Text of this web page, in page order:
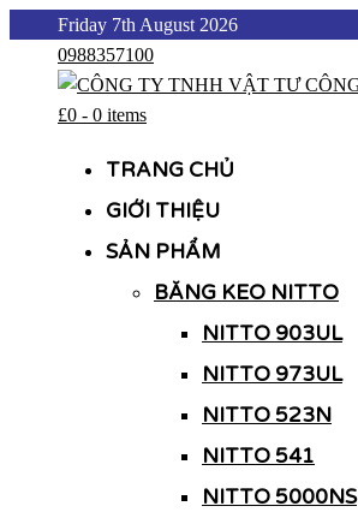
content
Friday 7th August 2026
0988357100
£0 - 0 items
TRANG CHỦ
GIỚI THIỆU
SẢN PHẨM
BĂNG KEO NITTO
NITTO 903UL
NITTO 973UL
NITTO 523N
NITTO 541
NITTO 5000NS